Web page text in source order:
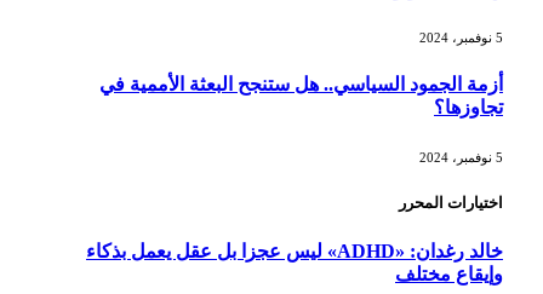
أزمة الجمود السياسي.. هل ستنجح البعثة الأممية في
تجاوزها؟
اختيارات المحرر
خالد رغدان: «ADHD» ليس عجزا بل عقل يعمل بذكاء
وإيقاع مختلف